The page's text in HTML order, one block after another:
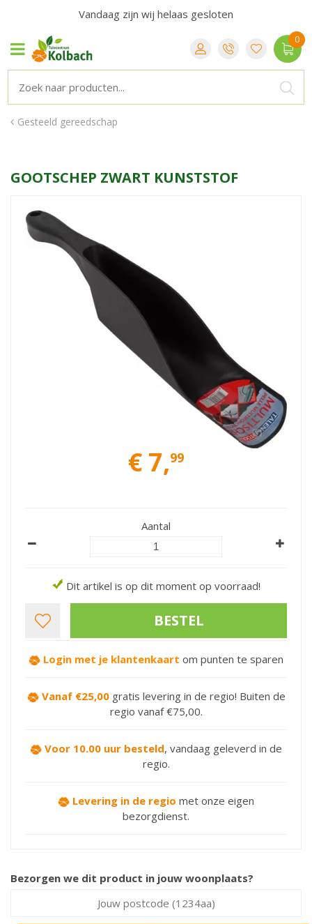
Gesteeld gereedschap
Vandaag zijn wij helaas gesloten
GOOTSCHEP ZWART KUNSTSTOF
€ 7,99
Aantal
Dit artikel is op dit moment op voorraad!
Login met je klantenkaart om punten te sparen
Vanaf €25,00gratis levering in de regio! Buiten de
regio vanaf €75,00.
Voor 10.00 uur besteld, vandaag geleverd in de
regio.
Levering in de regio met onze eigen
bezorgdienst.
Bezorgen we dit product in jouw woonplaats?